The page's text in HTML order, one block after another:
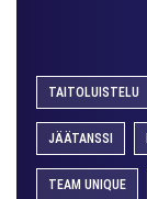
TAITOLUISTELU
JÄÄTANSSI
TEAM UNIQUE